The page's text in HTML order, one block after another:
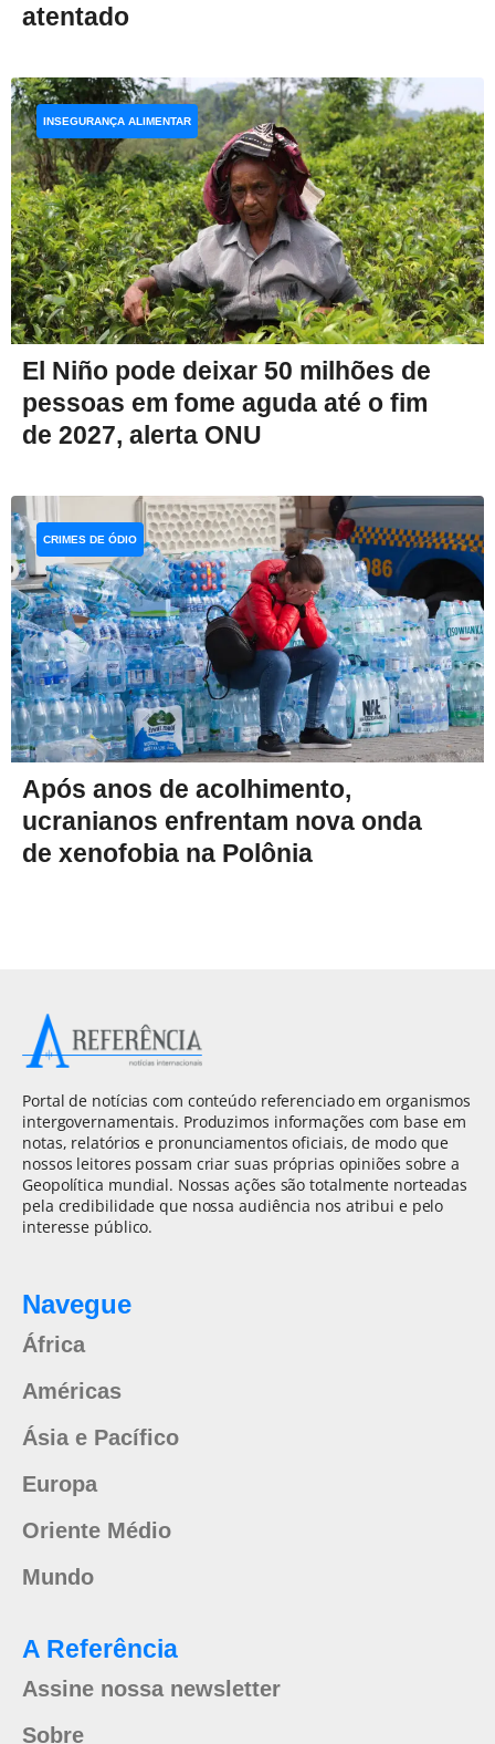
atentado
El Niño pode deixar 50 milhões de
pessoas em fome aguda até o fim
de 2027, alerta ONU
INSEGURANÇA ALIMENTAR
Após anos de acolhimento,
ucranianos enfrentam nova onda
de xenofobia na Polônia
CRIMES DE ÓDIO
Portal de notícias com conteúdo referenciado em organismos
intergovernamentais. Produzimos informações com base em
notas, relatórios e pronunciamentos oficiais, de modo que
nossos leitores possam criar suas próprias opiniões sobre a
Geopolítica mundial. Nossas ações são totalmente norteadas
pela credibilidade que nossa audiência nos atribui e pelo
interesse público.
Navegue
África
Américas
Ásia e Pacífico
Europa
Oriente Médio
Mundo
A Referência
Assine nossa newsletter
Sobre